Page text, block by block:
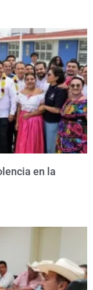
en la